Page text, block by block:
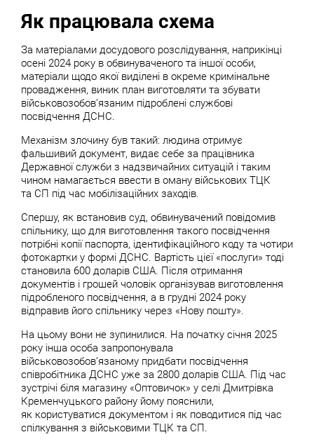
Як працювала схема
За матеріалами досудового розслідування, наприкінці
осені 2024 року в обвинуваченого та іншої особи,
матеріали щодо якої виділені в окреме кримінальне
провадження, виник план виготовляти та збувати
військовозобов’язаним підроблені службові
посвідчення ДСНС.
Механізм злочину був такий: людина отримує
фальшивий документ, видає себе за працівника
Державної служби з надзвичайних ситуацій і таким
чином намагається ввести в оману військових ТЦК
та СП під час мобілізаційних заходів.
Спершу, як встановив суд, обвинувачений повідомив
спільнику, що для виготовлення такого посвідчення
потрібні копії паспорта, ідентифікаційного коду та чотири
фотокартки у формі ДСНС. Вартість цієї «послуги» тоді
становила 600 доларів США. Після отримання
документів і грошей чоловік організував виготовлення
підробленого посвідчення, а в грудні 2024 року
відправив його спільнику через «Нову пошту».
На цьому вони не зупинилися. На початку січня 2025
року інша особа запропонувала
військовозобов’язаному придбати посвідчення
співробітника ДСНС уже за 2800 доларів США. Під час
зустрічі біля магазину «Оптовичок» у селі Дмитрівка
Кременчуцького району йому пояснили,
як користуватися документом і як поводитися під час
спілкування з військовими ТЦК та СП.